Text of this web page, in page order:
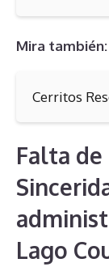
Mira también:
Cerritos
Falta
Lago